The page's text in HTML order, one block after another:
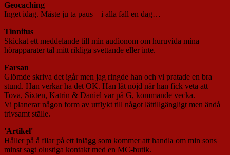
Geocaching
Inget idag. Måste ju ta paus – i alla fall en dag…
Tinnitus
Skickat ett meddelande till min audionom om huruvida mina
hörapparater tål mitt rikliga svettande eller inte.
Farsan
Glömde skriva det igår men jag ringde han och vi pratade en bra
stund. Han verkar ha det OK. Han lät nöjd när han fick veta att
Tova, Sixten, Katrin & Daniel var på G, kommande vecka.
Vi planerar någon form av utflykt till något lättillgängligt men ändå
trivsamt ställe.
'Artikel'
Håller på å filar på ett inlägg som kommer att handla om min sons
minst sagt olustiga kontakt med en MC-butik.